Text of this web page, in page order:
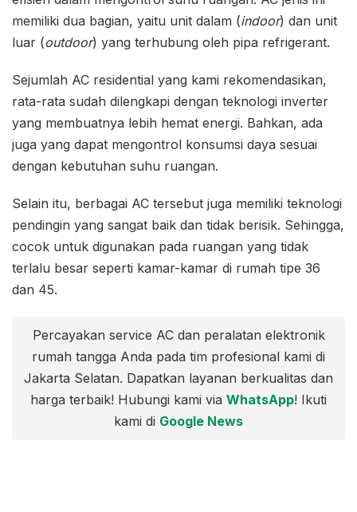
memiliki dua bagian, yaitu unit dalam (indoor) dan unit
luar (outdoor) yang terhubung oleh pipa refrigerant.
Sejumlah AC residential yang kami rekomendasikan,
rata-rata sudah dilengkapi dengan teknologi inverter
yang membuatnya lebih hemat energi. Bahkan, ada
juga yang dapat mengontrol konsumsi daya sesuai
dengan kebutuhan suhu ruangan.
Selain itu, berbagai AC tersebut juga memiliki teknologi
pendingin yang sangat baik dan tidak berisik. Sehingga,
cocok untuk digunakan pada ruangan yang tidak
terlalu besar seperti kamar-kamar di rumah tipe 36
dan 45.
Percayakan service AC dan peralatan elektronik
rumah tangga Anda pada tim profesional kami di
Jakarta Selatan. Dapatkan layanan berkualitas dan
harga terbaik! Hubungi kami via WhatsApp! Ikuti
kami di Google News